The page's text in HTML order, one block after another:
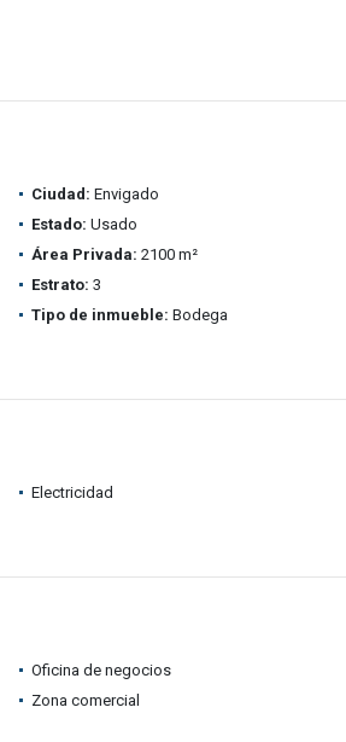
Ciudad: Envigado
Estado: Usado
Área Privada: 2100 m²
Estrato: 3
Tipo de inmueble: Bodega
Electricidad
Oficina de negocios
Zona comercial